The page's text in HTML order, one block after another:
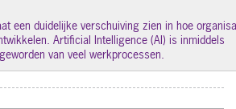
een duidelijke verschuiving zien in hoe
Artificial Intelligence (AI) is inmiddels
van veel werkprocessen.